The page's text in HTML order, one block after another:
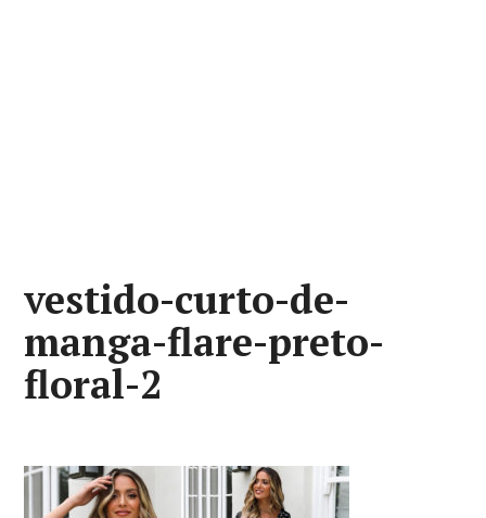
vestido-curto-de-
manga-flare-preto-
floral-2